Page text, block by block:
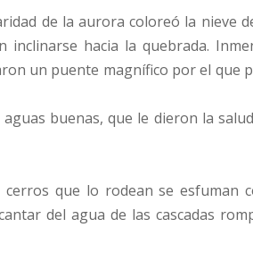
de la aurora coloreó la nieve
hacia la quebrada.
un puente magnífico por el que
buenas, que le dieron la
que lo rodean se esfuman
del agua de las cascadas